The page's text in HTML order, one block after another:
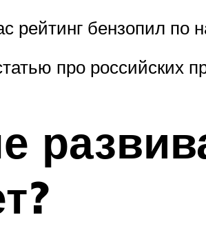
рейтинг бензопил по
про российских